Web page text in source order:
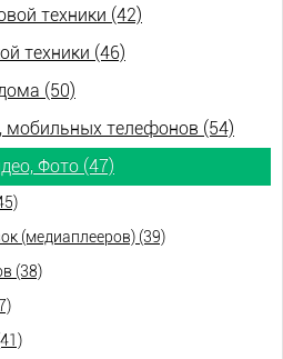
техники (42)
техники (46)
(50)
телефонов (54)
Фото (47)
(медиаплееров) (39)
(38)